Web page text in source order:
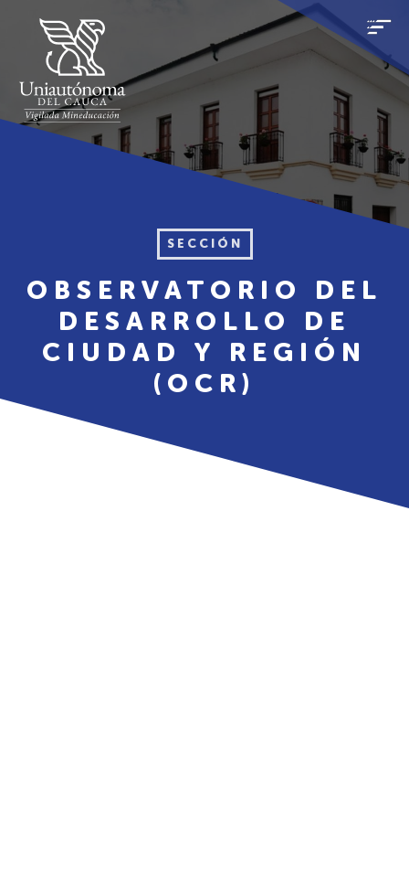
SECCIÓN
OBSERVATORIO DEL
DESARROLLO DE
CIUDAD Y REGIÓN
(OCR)